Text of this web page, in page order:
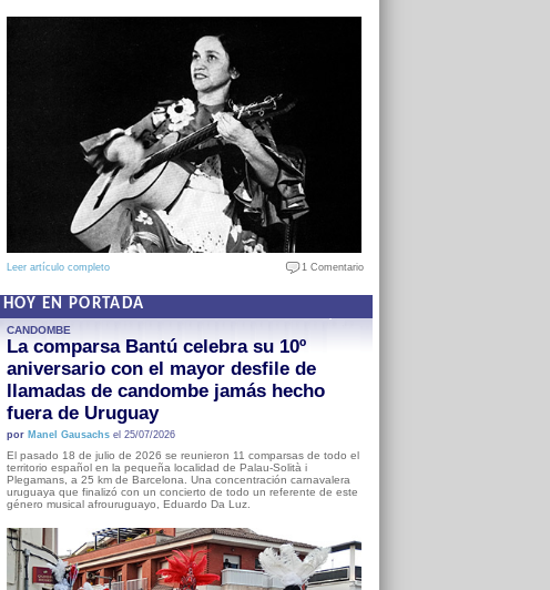
Leer artículo completo 1 Comentario
HOY EN PORTADA
CANDOMBE
La comparsa Bantú celebra su 10º
aniversario con el mayor desfile de
llamadas de candombe jamás hecho
fuera de Uruguay
por Manel Gausachsel 25/07/2026
El pasado 18 de julio de 2026 se reunieron 11 comparsas de todo el
territorio español en la pequeña localidad de Palau-Solità i
Plegamans, a 25 km de Barcelona. Una concentración carnavalera
uruguaya que finalizó con un concierto de todo un referente de este
género musical afrouruguayo, Eduardo Da Luz.